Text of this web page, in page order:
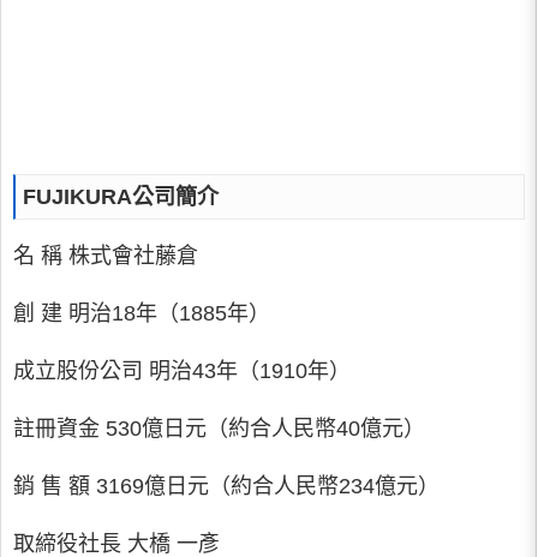
FUJIKURA公司簡介
名 稱 株式會社藤倉
創 建 明治18年（1885年）
成立股份公司 明治43年（1910年）
註冊資金 530億日元（約合人民幣40億元）
銷 售 額 3169億日元（約合人民幣234億元）
取締役社長 大橋 一彥